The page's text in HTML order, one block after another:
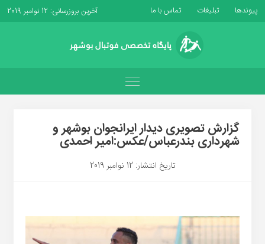
پیوندها تبلیغات تماس با ما آخرین بروزرسانی: 12 نوامبر 2019
گزارش تصویری دیدار ایرانجوان بوشهر و
شهرداری بندرعباس/عکس:امیر احمدی
تاریخ انتشار: 12 نوامبر 2019